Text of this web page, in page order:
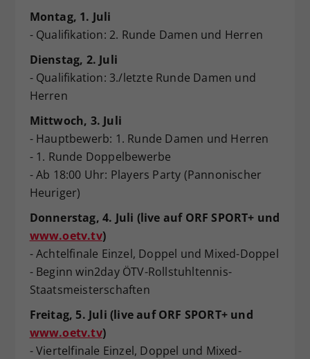
Montag, 1. Juli
- Qualifikation: 2. Runde Damen und Herren
Dienstag, 2. Juli
- Qualifikation: 3./letzte Runde Damen und
Herren
Mittwoch, 3. Juli
- Hauptbewerb: 1. Runde Damen und Herren
- 1. Runde Doppelbewerbe
- Ab 18:00 Uhr: Players Party (Pannonischer
Heuriger)
Donnerstag, 4. Juli (live auf ORF SPORT+ und
www.oetv.tv)
- Achtelfinale Einzel, Doppel und Mixed-Doppel
- Beginn win2day ÖTV-Rollstuhltennis-
Staatsmeisterschaften
Freitag, 5. Juli (live auf ORF SPORT+ und
www.oetv.tv)
- Viertelfinale Einzel, Doppel und Mixed-